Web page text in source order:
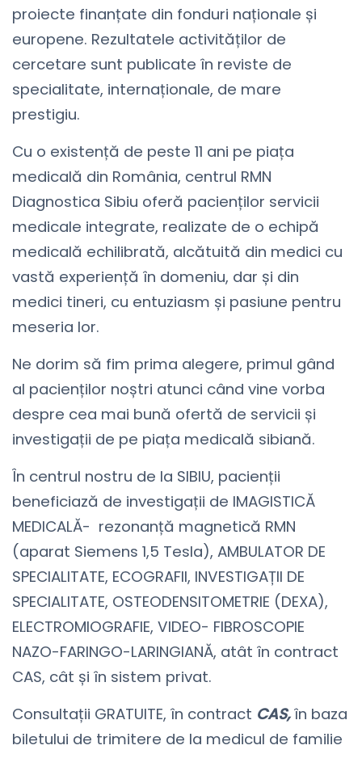
proiecte finanțate din fonduri naționale și
europene. Rezultatele activităților de
cercetare sunt publicate în reviste de
specialitate, internaționale, de mare
prestigiu.
Cu o existență de peste 11 ani pe piața
medicală din România, centrul RMN
Diagnostica Sibiu oferă pacienților servicii
medicale integrate, realizate de o echipă
medicală echilibrată, alcătuită din medici cu
vastă experiență în domeniu, dar și din
medici tineri, cu entuziasm și pasiune pentru
meseria lor.
Ne dorim să fim prima alegere, primul gând
al pacienților noștri atunci când vine vorba
despre cea mai bună ofertă de servicii și
investigații de pe piața medicală sibiană.
În centrul nostru de la SIBIU, pacienții
beneficiază de investigații de IMAGISTICĂ
MEDICALĂ- rezonanță magnetică RMN
(aparat Siemens 1,5 Tesla), AMBULATOR DE
SPECIALITATE, ECOGRAFII, INVESTIGAȚII DE
SPECIALITATE, OSTEODENSITOMETRIE (DEXA),
ELECTROMIOGRAFIE, VIDEO- FIBROSCOPIE
NAZO-FARINGO-LARINGIANĂ, atât în contract
CAS, cât și în sistem privat.
Consultații GRATUITE, în contract CAS,în baza
biletului de trimitere de la medicul de familie